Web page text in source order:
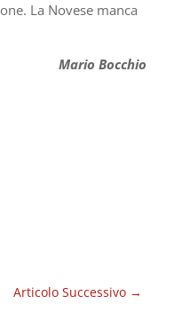
La Novese manca
Mario Bocchio
Articolo Successivo →